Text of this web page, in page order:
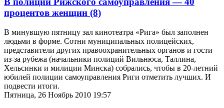
процентов женщин (8)
В минувшую пятницу зал кинотеатра «Рига» был заполнен
людьми в форме. Сотни муниципальных полицейских,
представители других правоохранительных органов и гости
из-за рубежа (начальники полиций Вильнюса, Таллина,
Хельсинки и милиции Минска) собрались, чтобы в 20-летний
юбилей полиции самоуправления Риги отметить лучших. И
подвести итоги.
Пятница, 26 Ноябрь 2010 19:57